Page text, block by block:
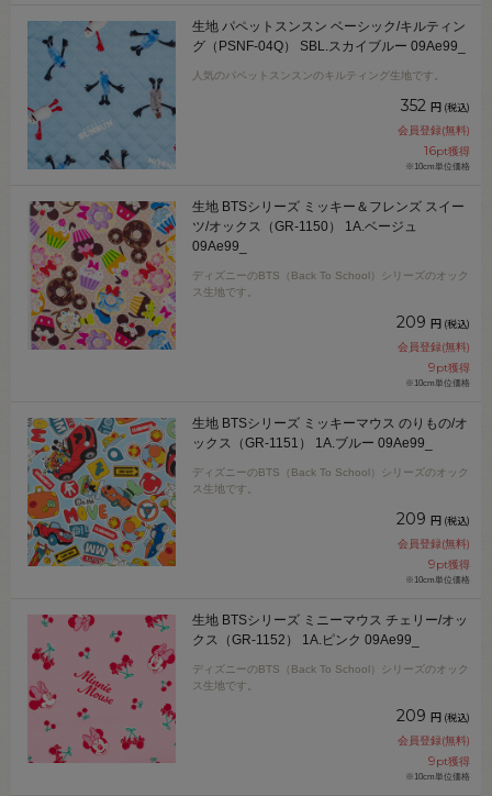
生地 パペットスンスン ベーシック/キルティン
グ（PSNF-04Q） SBL.スカイブルー 09Ae99_
人気のパペットスンスンのキルティング生地です。
352 円 (税込)
会員登録(無料)
16pt獲得
※10cm単位価格
生地 BTSシリーズ ミッキー＆フレンズ スイー
ツ/オックス（GR-1150） 1A.ベージュ
09Ae99_
ディズニーのBTS（Back To School）シリーズのオック
ス生地です。
209 円 (税込)
会員登録(無料)
9pt獲得
※10cm単位価格
生地 BTSシリーズ ミッキーマウス のりもの/オ
ックス（GR-1151） 1A.ブルー 09Ae99_
ディズニーのBTS（Back To School）シリーズのオック
ス生地です。
209 円 (税込)
会員登録(無料)
9pt獲得
※10cm単位価格
生地 BTSシリーズ ミニーマウス チェリー/オッ
クス（GR-1152） 1A.ピンク 09Ae99_
ディズニーのBTS（Back To School）シリーズのオック
ス生地です。
209 円 (税込)
会員登録(無料)
9pt獲得
※10cm単位価格